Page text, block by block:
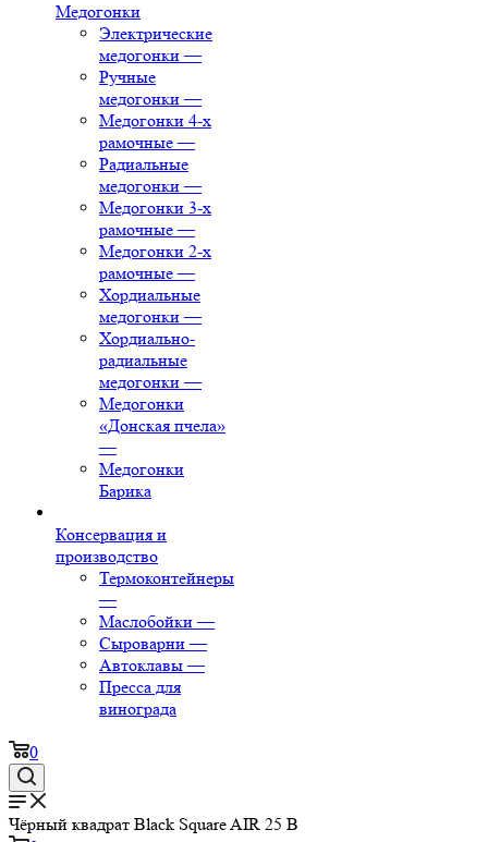
Медогонки
Электрические
медогонки —
Ручные
медогонки —
Медогонки 4-х
рамочные —
Радиальные
медогонки —
Медогонки 3-х
рамочные —
Медогонки 2-х
рамочные —
Хордиальные
медогонки —
Хордиально-
радиальные
медогонки —
Медогонки
«Донская пчела»
—
Медогонки
Барика
Консервация и
производство
Термоконтейнеры
—
Маслобойки —
Сыроварни —
Автоклавы —
Пресса для
винограда
0
Чёрный квадрат Black Square AIR 25 B